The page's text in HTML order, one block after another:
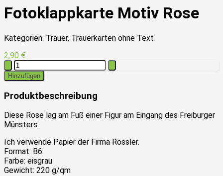
Fotoklappkarte Motiv Rose
Kategorien: Trauer, Trauerkarten ohne Text
2,90 €
Hinzufügen
Produktbeschreibung
Diese Rose lag am Fuß einer Figur am Eingang des Freiburger
Münsters
Ich verwende Papier der Firma Rössler.
Format: B6
Farbe: eisgrau
Gewicht: 220 g/qm